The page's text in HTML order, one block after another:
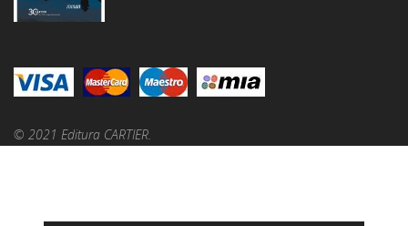
© 2021 Editura CARTIER.